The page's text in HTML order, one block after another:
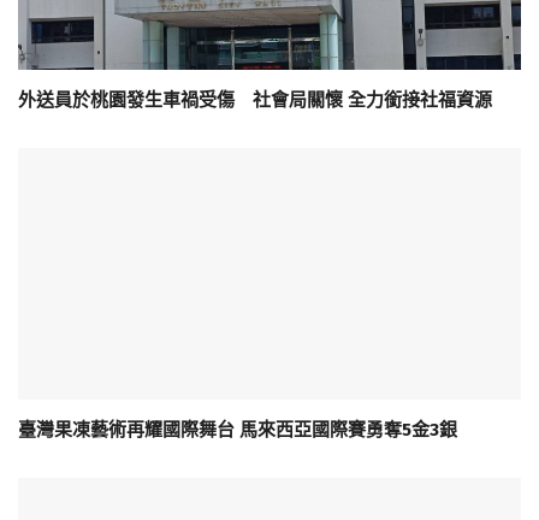
外送員於桃園發生車禍受傷 社會局關懷 全力銜接社福資源
臺灣果凍藝術再耀國際舞台 馬來西亞國際賽勇奪5金3銀